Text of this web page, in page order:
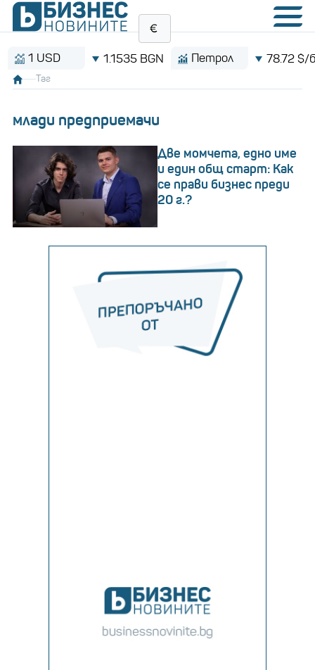
1.1535 BGN Петрол 78.72 $/барел
Таг
млади предприемачи
Две момчета, едно име
и един общ старт: Как
се прави бизнес преди
20 г.?